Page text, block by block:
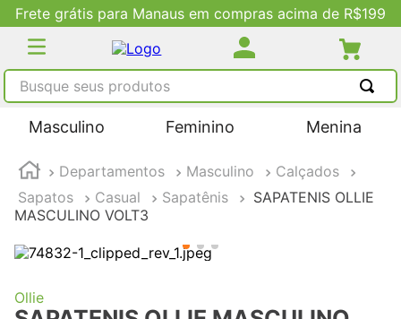
Frete grátis para Manaus em compras acima de R$199
Busque seus produtos
Masculino Feminino Menina
Departamentos Masculino
Calçados
Sapatos
Casual Sapatênis
SAPATENIS OLLIE
MASCULINO VOLT3
Ollie
TERMOS MAIS BUSCADOS
2
tenis feminino
3º
kenner